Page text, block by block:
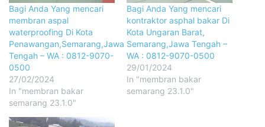
Bagi Anda Yang mencari
membran aspal
waterproofing Di Kota
Penawangan,Semarang,Jawa
Tengah – WA : 0812-9070-
0500
27/02/2024
In "membran bakar
semarang 23.1.0"
Bagi Anda Yang mencari
kontraktor asphal bakar Di
Kota Ungaran Barat,
Semarang,Jawa Tengah –
WA : 0812-9070-0500
29/01/2024
In "membran bakar
semarang 23.1.0"